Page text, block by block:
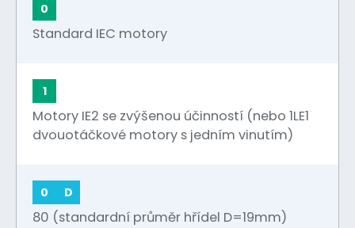
0
Standard IEC motory
1
Motory IE2 se zvýšenou účinností (nebo 1LE1
dvouotáčkové motory s jedním vinutím)
0 D
80 (standardní průměr hřídel D=19mm)